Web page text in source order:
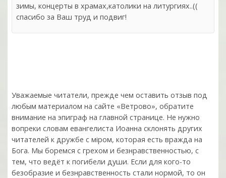
зимы, концерты в храмах,католики на литургиях..((
спасибо за Ваш труд и подвиг!
Уважаемые читатели, прежде чем оставить отзыв под
любым материалом на сайте «Ветрово», обратите
внимание на эпиграф на главной странице. Не нужно
вопреки словам евангелиста Иоанна склонять других
читателей к дружбе с мiром, которая есть вражда на
Бога. Мы боремся с грехом и без­нрав­ствен­ностью, с
тем, что ведёт к погибели души. Если для кого-то
безобразие и безнравственность стали нормой, то он